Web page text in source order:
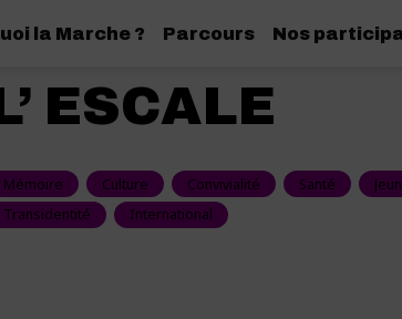
la Marche ? Parcours Nos
ESCALE
Mémoire Culture Convivialité Santé
Transidentité
International